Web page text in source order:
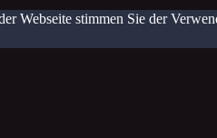
Webseite stimmen Sie der